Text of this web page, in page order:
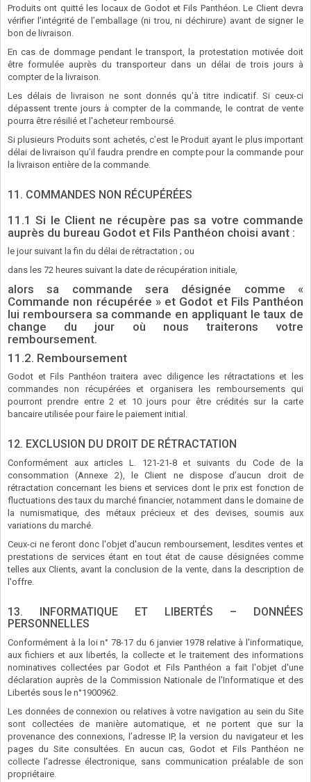
Produits ont quitté les locaux de Godot et Fils Panthéon. Le Client devra
vérifier l’intégrité de l’emballage (ni trou, ni déchirure) avant de signer le
bon de livraison.
En cas de dommage pendant le transport, la protestation motivée doit
être formulée auprès du transporteur dans un délai de trois jours à
compter de la livraison.
Les délais de livraison ne sont donnés qu'à titre indicatif. Si ceux-ci
dépassent trente jours à compter de la commande, le contrat de vente
pourra être résilié et l'acheteur remboursé.
Si plusieurs Produits sont achetés, c’est le Produit ayant le plus important
délai de livraison qu’il faudra prendre en compte pour la commande pour
la livraison entière de la commande.
11. COMMANDES NON RÉCUPÉRÉES
11.1 Si le Client ne récupère pas sa votre commande
auprès du bureau Godot et Fils Panthéon choisi avant :
le jour suivant la fin du délai de rétractation ; ou
dans les 72 heures suivant la date de récupération initiale,
alors sa commande sera désignée comme «
Commande non récupérée » et Godot et Fils Panthéon
lui remboursera sa commande en appliquant le taux de
change du jour où nous traiterons votre
remboursement.
11.2. Remboursement
Godot et Fils Panthéon traitera avec diligence les rétractations et les
commandes non récupérées et organisera les remboursements qui
pourront prendre entre 2 et 10 jours pour être crédités sur la carte
bancaire utilisée pour faire le paiement initial.
12. EXCLUSION DU DROIT DE RÉTRACTATION
Conformément aux articles L. 121-21-8 et suivants du Code de la
consommation (Annexe 2), le Client ne dispose d’aucun droit de
rétractation concernant les biens et services dont le prix est fonction de
fluctuations des taux du marché financier, notamment dans le domaine de
la numismatique, des métaux précieux et des devises, soumis aux
variations du marché.
Ceux-ci ne feront donc l'objet d'aucun remboursement, lesdites ventes et
prestations de services étant en tout état de cause désignées comme
telles aux Clients, avant la conclusion de la vente, dans la description de
l'offre.
13. INFORMATIQUE ET LIBERTÉS – DONNÉES
PERSONNELLES
Conformément à la loi n° 78-17 du 6 janvier 1978 relative à l'informatique,
aux fichiers et aux libertés, la collecte et le traitement des informations
nominatives collectées par Godot et Fils Panthéon a fait l'objet d'une
déclaration auprès de la Commission Nationale de l'Informatique et des
Libertés sous le n°1900962.
Les données de connexion ou relatives à votre navigation au sein du Site
sont collectées de manière automatique, et ne portent que sur la
provenance des connexions, l’adresse IP, la version du navigateur et les
pages du Site consultées. En aucun cas, Godot et Fils Panthéon ne
collecte l’adresse électronique, sans communication préalable de son
propriétaire.